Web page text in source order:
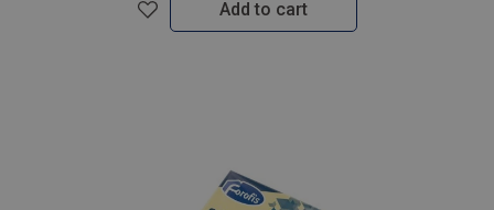
Add to cart